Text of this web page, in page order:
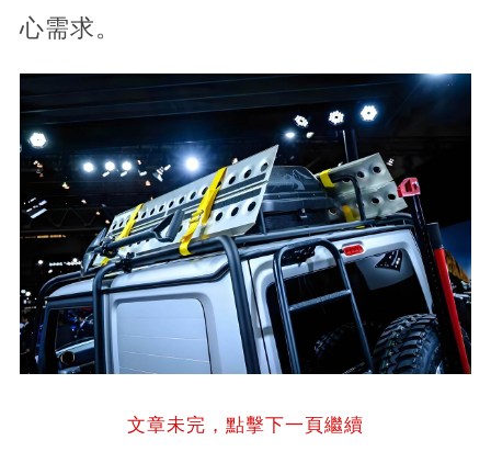
心需求。
文章未完，點擊下一頁繼續